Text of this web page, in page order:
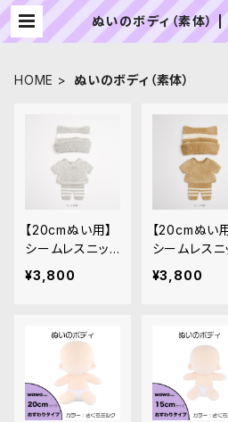
ぬいのボディ（素体）
生地やさん｜「ぬい」
HOME
ぬいのボディ（素体）
【20cmぬい用】
シームレスニット
ルームウェアセ
ット（グレー）
¥3,800
【20cmぬい用
シームレスニ
ルームウェア
ット（キャメル）
¥3,800